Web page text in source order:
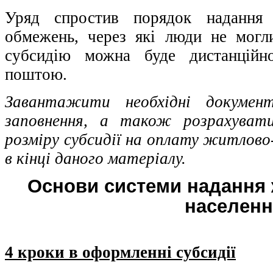
Уряд спростив порядок
обмежень, через які люди не
субсидію можна буде
поштою.
Завантажити необхідні
заповнення, а також
розміру субсидії на оплату
в кінці даного матеріалу.
Основи системи надання
4 кроки в оформленні субсидії